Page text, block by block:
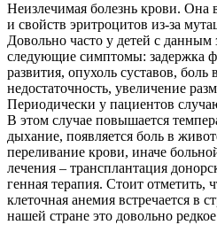
Неизлечимая болезнь крови.
и свойств эритроцитов из-за
Довольно часто у детей с данным
следующие симптомы: задержка
развития, опухоль суставов, боль
недостаточность, увеличение
Периодически у пациентов
В этом случае повышается
дыхание, появляется боль в
переливание крови, иначе
лечения – трансплантация
генная терапия. Стоит отметить,
клеточная анемия встречается
нашей стране это довольно